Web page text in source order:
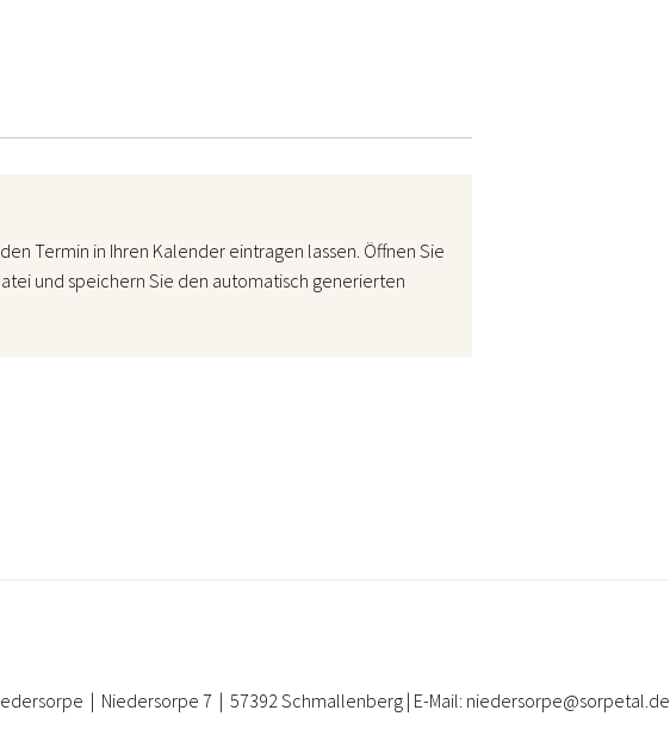
Termin in Ihren Kalender eintragen lassen. Öffnen Sie
und speichern Sie den automatisch generierten
| Niedersorpe 7 | 57392 Schmallenberg | E-Mail: niedersorpe@sorpetal.de